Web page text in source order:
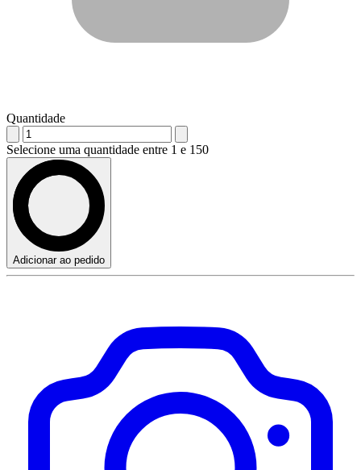
Quantidade
Selecione uma quantidade entre 1 e 150
Adicionar ao pedido